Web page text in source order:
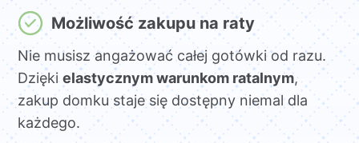
Możliwość zakupu na raty
Nie musisz angażować całej gotówki od razu.
Dziękielastycznym warunkom ratalnym,
zakup domku staje się dostępny niemal dla
każdego.